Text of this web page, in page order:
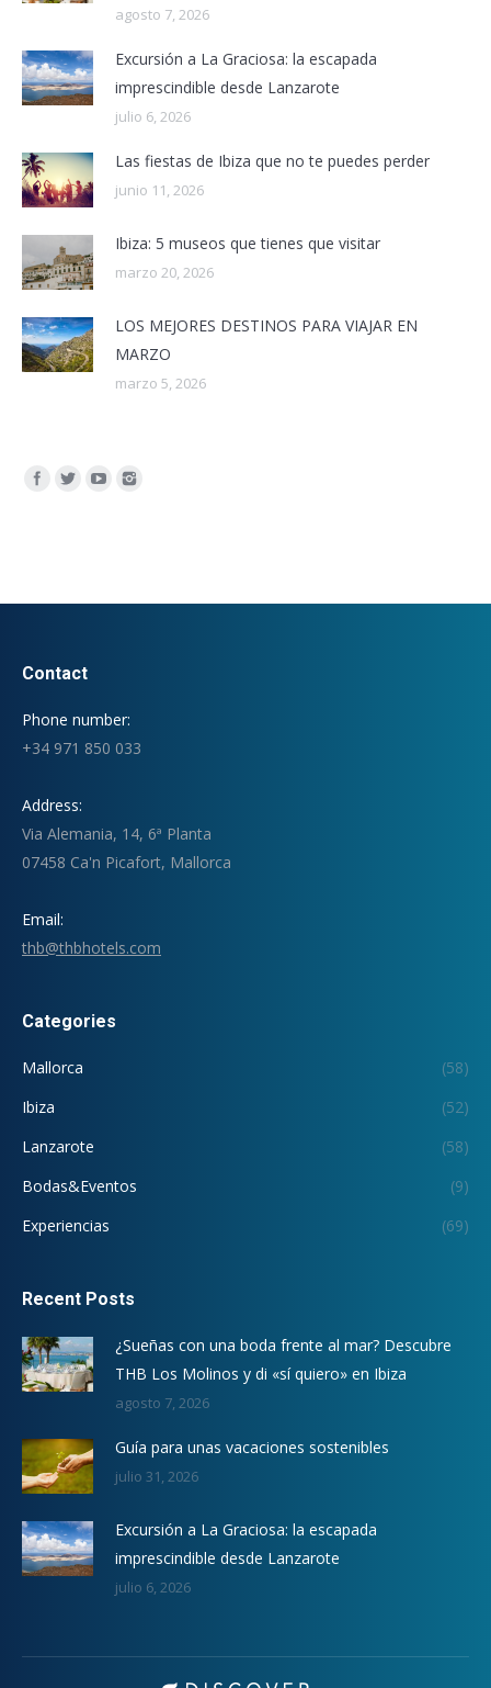
agosto 7, 2026
Excursión a La Graciosa: la escapada
imprescindible desde Lanzarote
julio 6, 2026
Las fiestas de Ibiza que no te puedes perder
junio 11, 2026
Ibiza: 5 museos que tienes que visitar
marzo 20, 2026
LOS MEJORES DESTINOS PARA VIAJAR EN
MARZO
marzo 5, 2026
Encuéntranos en:
Contact
Phone number:
+34 971 850 033
Address:
Via Alemania, 14, 6ª Planta
07458 Ca'n Picafort, Mallorca
Email:
thb@thbhotels.com
Categories
Mallorca
(58)
Ibiza
(52)
Lanzarote
(58)
Bodas&Eventos
(9)
Experiencias
(69)
Recent Posts
¿Sueñas con una boda frente al mar? Descubre
THB Los Molinos y di «sí quiero» en Ibiza
agosto 7, 2026
Guía para unas vacaciones sostenibles
julio 31, 2026
Excursión a La Graciosa: la escapada
imprescindible desde Lanzarote
julio 6, 2026